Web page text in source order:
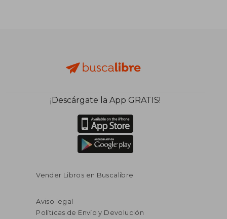
¡Descárgate la App GRATIS!
Vender Libros en Buscalibre
Aviso legal
Políticas de Envío y Devolución